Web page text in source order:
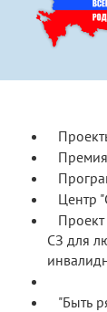
Центр
СЗ для
"Быть